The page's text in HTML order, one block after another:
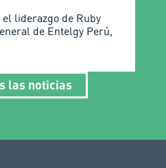
liderazgo de Ruby
de Entelgy Perú,
las noticias